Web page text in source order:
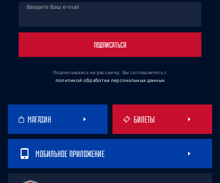
Введите Ваш e-mail
ПОДПИСАТЬСЯ
Подписываясь на рассылку, Вы соглашаетесь с
политикой обработки персональных данных
МАГАЗИН БИЛЕТЫ
МОБИЛЬНОЕ ПРИЛОЖЕНИЕ